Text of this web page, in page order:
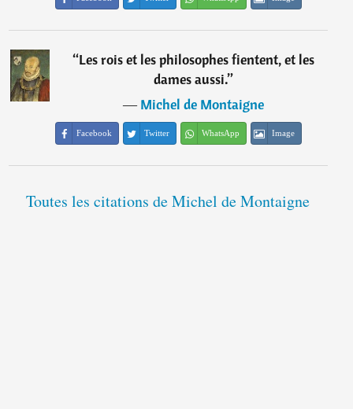
“Les rois et les philosophes fientent, et les
dames aussi.”
―Michel de Montaigne
Facebook Twitter WhatsApp Image
Toutes les citations de Michel de Montaigne